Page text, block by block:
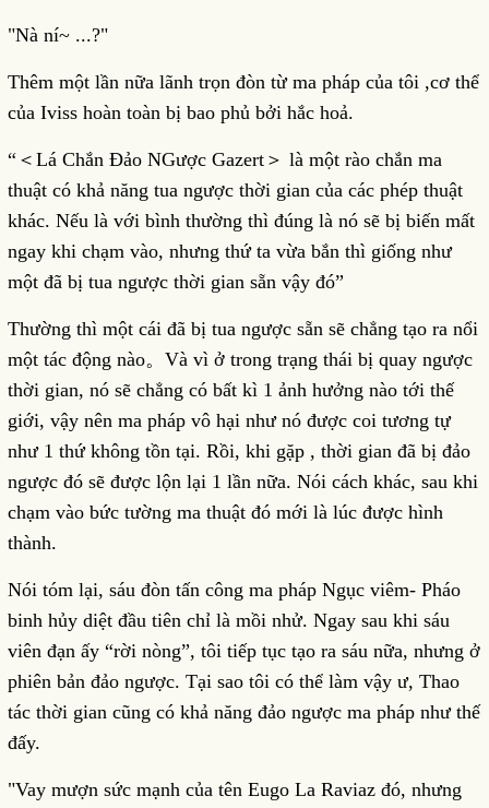
"Nà ní~ ...?"
Thêm một lần nữa lãnh trọn đòn từ ma pháp của tôi ,cơ thể
của Iviss hoàn toàn bị bao phủ bởi hắc hoả.
“＜Lá Chắn Đảo NGược Gazert＞ là một rào chắn ma
thuật có khả năng tua ngược thời gian của các phép thuật
khác. Nếu là với bình thường thì đúng là nó sẽ bị biến mất
ngay khi chạm vào, nhưng thứ ta vừa bắn thì giống như
một đã bị tua ngược thời gian sẵn vậy đó”
Thường thì một cái đã bị tua ngược sẵn sẽ chẳng tạo ra nổi
một tác động nào。Và vì ở trong trạng thái bị quay ngược
thời gian, nó sẽ chẳng có bất kì 1 ảnh hưởng nào tới thế
giới, vậy nên ma pháp vô hại như nó được coi tương tự
như 1 thứ không tồn tại. Rồi, khi gặp , thời gian đã bị đảo
ngược đó sẽ được lộn lại 1 lần nữa. Nói cách khác, sau khi
chạm vào bức tường ma thuật đó mới là lúc được hình
thành.
Nói tóm lại, sáu đòn tấn công ma pháp Ngục viêm- Pháo
binh hủy diệt đầu tiên chỉ là mồi nhử. Ngay sau khi sáu
viên đạn ấy “rời nòng”, tôi tiếp tục tạo ra sáu nữa, nhưng ở
phiên bản đảo ngược. Tại sao tôi có thể làm vậy ư, Thao
tác thời gian cũng có khả năng đảo ngược ma pháp như thế
đấy.
"Vay mượn sức mạnh của tên Eugo La Raviaz đó, nhưng